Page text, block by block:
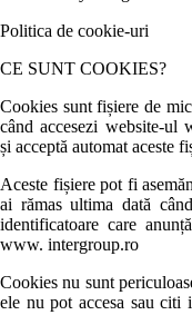
Politica de cookie-uri
CE SUNT COOKIES?
Cookies sunt fișiere de
când accesezi website-ul
și acceptă automat aceste
Aceste fișiere pot fi
ai rămas ultima dată
identificatoare care
www. intergroup.ro
Cookies nu sunt
ele nu pot accesa sau citi